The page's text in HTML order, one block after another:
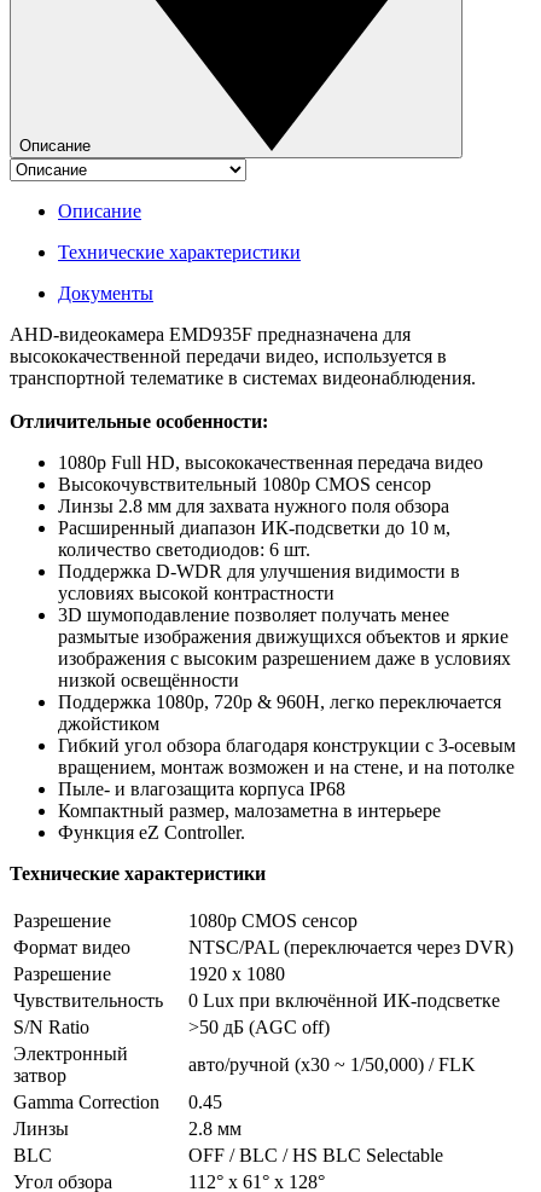
Описание
Описание
Технические характеристики
Документы
AHD-видеокамера EMD935F предназначена для
высококачественной передачи видео, используется в
транспортной телематике в системах видеонаблюдения.
Отличительные особенности:
1080p Full HD, высококачественная передача видео
Высокочувствительный 1080p CMOS сенсор
Линзы 2.8 мм для захвата нужного поля обзора
Расширенный диапазон ИК-подсветки до 10 м,
количество светодиодов: 6 шт.
Поддержка D-WDR для улучшения видимости в
условиях высокой контрастности
3D шумоподавление позволяет получать менее
размытые изображения движущихся объектов и яркие
изображения с высоким разрешением даже в условиях
низкой освещённости
Поддержка 1080p, 720p & 960H, легко переключается
джойстиком
Гибкий угол обзора благодаря конструкции с 3-осевым
вращением, монтаж возможен и на стене, и на потолке
Пыле- и влагозащита корпуса IP68
Компактный размер, малозаметна в интерьере
Функция eZ Controller.
Технические характеристики
Разрешение
1080p CMOS сенсор
Формат видео
NTSC/PAL (переключается через DVR)
Разрешение
1920 x 1080
Чувствительность
0 Lux при включённой ИК-подсветке
S/N Ratio
>50 дБ (AGC off)
Электронный
затвор
авто/ручной (x30 ~ 1/50,000) / FLK
Gamma Correction
0.45
Линзы
2.8 мм
BLC
OFF / BLC / HS BLC Selectable
Угол обзора
112° x 61° x 128°